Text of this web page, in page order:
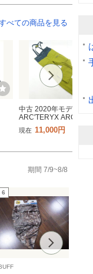
べての商品を見る
中古 2020年モデル
ARC'TERYX ARCC-Z-
2020010052 ビブパンツ
メンズLサイズ スノーボ
クテリクス 41837-5
現在 11,000円
期間 7/9~8/8
6